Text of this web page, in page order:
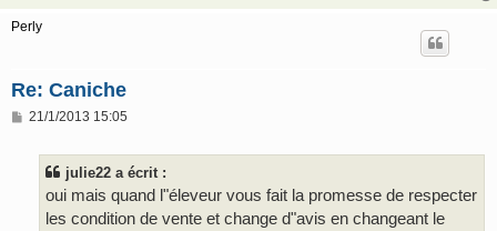
Perly
Re: Caniche
M
21/1/2013 15:05
julie22 a écrit :
oui mais quand l"éleveur vous fait la promesse de respecter
les condition de vente et change d"avis en changeant le